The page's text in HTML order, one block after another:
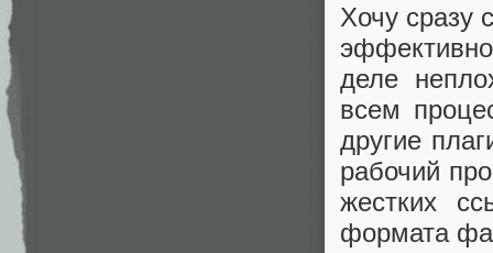
Хочу сразу
деле
всем
другие
рабочий
жестких
формата